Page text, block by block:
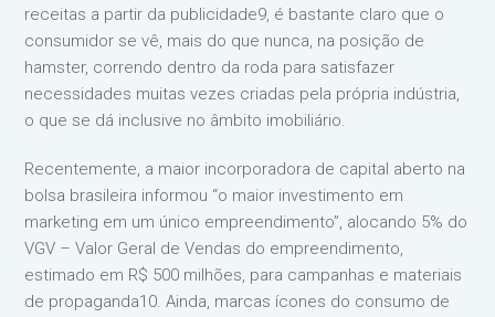
receitas a partir da publicidade9, é bastante claro que o
consumidor se vê, mais do que nunca, na posição de
hamster, correndo dentro da roda para satisfazer
necessidades muitas vezes criadas pela própria indústria,
o que se dá inclusive no âmbito imobiliário.
Recentemente, a maior incorporadora de capital aberto na
bolsa brasileira informou “o maior investimento em
marketing em um único empreendimento”, alocando 5% do
VGV – Valor Geral de Vendas do empreendimento,
estimado em R$ 500 milhões, para campanhas e materiais
de propaganda10. Ainda, marcas ícones do consumo de